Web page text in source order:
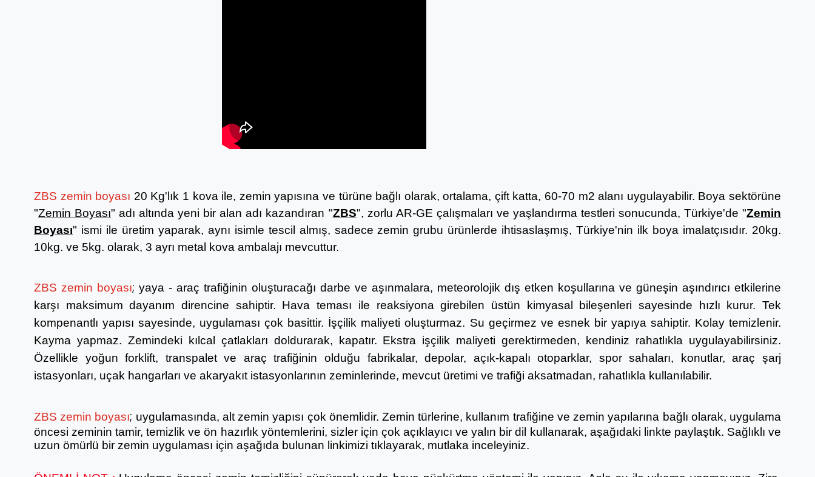
ZBS zemin boyası 20 Kg'lık 1 kova ile, zemin yapısına ve türüne bağlı olarak, ortalama, çift katta, 60-70 m2 alanı uygulayabilir. Boya sektörüne
"Zemin Boyası" adı altında yeni bir alan adı kazandıran "ZBS", zorlu AR-GE çalışmaları ve yaşlandırma testleri sonucunda, Türkiye'de "Zemin
Boyası" ismi ile üretim yaparak, aynı isimle tescil almış, sadecezemin grubu ürünlerde ihtisaslaşmış,Türkiye'nin ilk boya imalatçısıdır. 20kg.
10kg. ve 5kg. olarak, 3 ayrı metal kova ambalajı mevcuttur.
ZBS zemin boyası; yaya - araç trafiğinin oluşturacağı darbe ve aşınmalara, meteorolojik dış etken koşullarına ve güneşin aşındırıcı etkilerine
karşı maksimum dayanım direncine sahiptir. Hava teması ile reaksiyona girebilen üstün kimyasal bileşenleri sayesinde hızlı kurur. Tek
kompenantlı yapısı sayesinde, uygulaması çok basittir. İşçilik maliyeti oluşturmaz. Su geçirmez ve esnek bir yapıya sahiptir. Kolay temizlenir.
Kayma yapmaz. Zemindeki kılcal çatlakları doldurarak, kapatır. Ekstra işçilik maliyeti gerektirmeden, kendiniz rahatlıkla uygulayabilirsiniz.
Özellikle yoğun forklift, transpalet ve araç trafiğinin olduğu fabrikalar, depolar, açık-kapalı otoparklar, spor sahaları, konutlar, araç şarj
istasyonları, uçak hangarları ve akaryakıt istasyonlarının zeminlerinde, mevcut üretimi ve trafiği aksatmadan, rahatlıkla kullanılabilir.
ZBS zemin boyası; uygulamasında, alt zemin yapısı çok önemlidir. Zemin türlerine, kullanım trafiğine ve zemin yapılarına bağlı olarak, uygulama
öncesi zeminin tamir, temizlik ve ön hazırlık yöntemlerini, sizler için çok açıklayıcı ve yalın bir dil kullanarak, aşağıdaki linkte paylaştık. Sağlıklı ve
uzun ömürlü bir zemin uygulaması için aşağıda bulunan linkimizi tıklayarak, mutlaka inceleyiniz.